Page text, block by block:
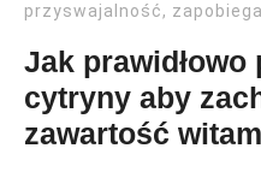
przyswajalność,
Jak prawidłowo
cytryny aby
zawartość